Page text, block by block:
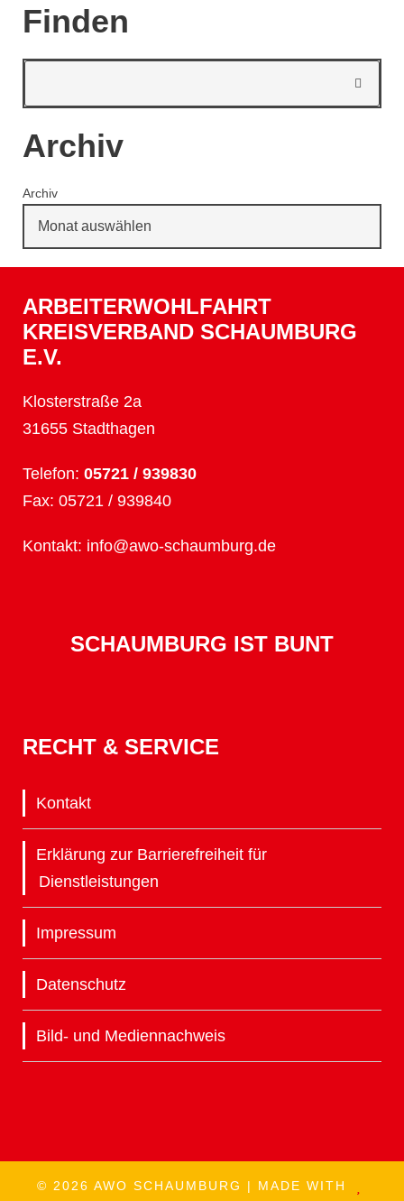
Finden
Archiv
Archiv
ARBEITERWOHLFAHRT
KREISVERBAND SCHAUMBURG
E.V.
Klosterstraße 2a
31655 Stadthagen
Telefon: 05721 / 939830
Fax: 05721 / 939840
Kontakt: info@awo-schaumburg.de
SCHAUMBURG IST BUNT
RECHT & SERVICE
Kontakt
Erklärung zur Barrierefreiheit für
Dienstleistungen
Impressum
Datenschutz
Bild- und Mediennachweis
© 2026 AWO SCHAUMBURG | MADE WITH